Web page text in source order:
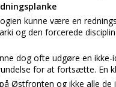
kunne være en
og den forcerede
dog ofte udgøre en
for at fortsætte. En
Østfronten og ikke alle de